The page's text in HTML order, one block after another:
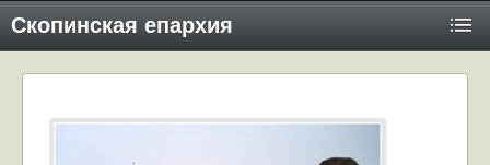
Скопинская епархия